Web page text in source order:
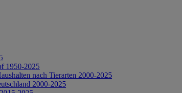
1950-2025
nach Tierarten 2000-2025
2000-2025